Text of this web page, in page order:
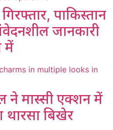
पाकिस्तान
जानकारी
में
ने मास्सी एक्शन में
थारसा बिखेर